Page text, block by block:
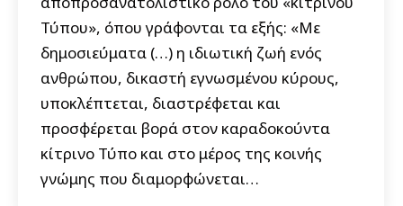
Τύπου», όπου γράφονται τα εξής: «Με
δημοσιεύματα (…) η ιδιωτική ζωή ενός
ανθρώπου, δικαστή εγνωσμένου κύρους,
υποκλέπτεται, διαστρέφεται και
προσφέρεται βορά στον καραδοκούντα
κίτρινο Τύπο και στο μέρος της κοινής
γνώμης που διαμορφώνεται…